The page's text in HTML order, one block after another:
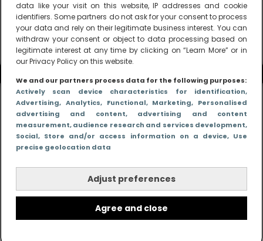
data like your visit on this website, IP addresses and cookie
identifiers. Some partners do not ask for your consent to process
your data and rely on their legitimate business interest. You can
withdraw your consent or object to data processing based on
legitimate interest at any time by clicking on “Learn More” or in
our Privacy Policy on this website.
We and our partners process data for the following purposes:
Actively scan device characteristics for identification,
Advertising, Analytics, Functional, Marketing, Personalised
advertising and content, advertising and content
measurement, audience research and services development,
Social, Store and/or access information on a device, Use
precise geolocation data
Adjust preferences
Agree and close